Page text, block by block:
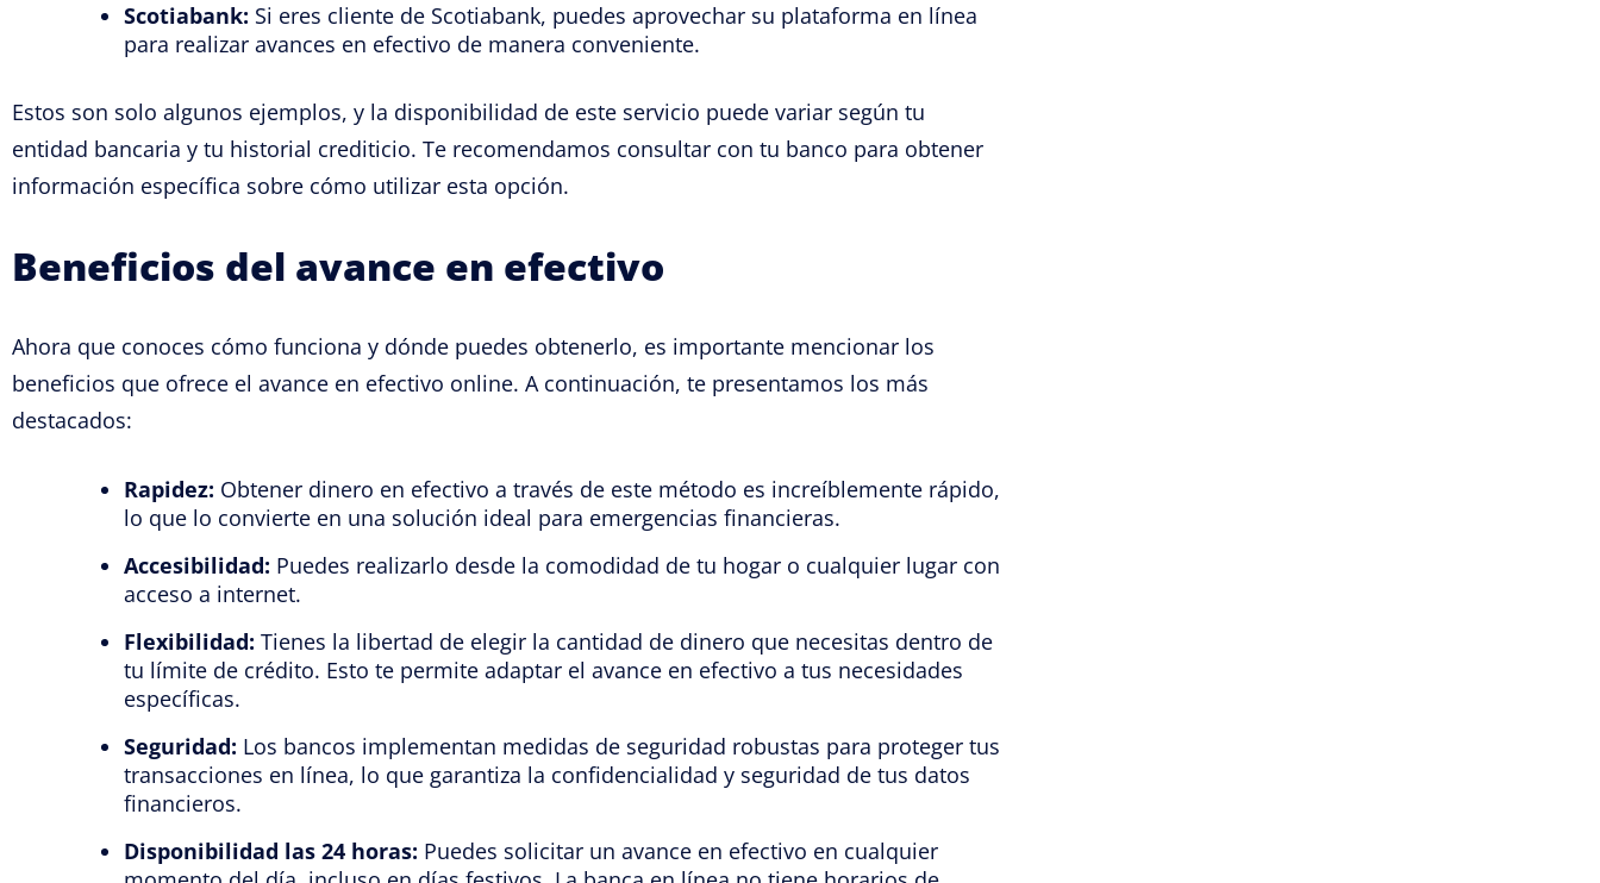
Scotiabank: Si eres cliente de Scotiabank, puedes aprovechar su plataforma en línea
para realizar avances en efectivo de manera conveniente.
Estos son solo algunos ejemplos, y la disponibilidad de este servicio puede variar según tu
entidad bancaria y tu historial crediticio. Te recomendamos consultar con tu banco para obtener
información específica sobre cómo utilizar esta opción.
Beneficios del avance en efectivo
Ahora que conoces cómo funciona y dónde puedes obtenerlo, es importante mencionar los
beneficios que ofrece el avance en efectivo online. A continuación, te presentamos los más
destacados:
Rapidez: Obtener dinero en efectivo a través de este método es increíblemente rápido,
lo que lo convierte en una solución ideal para emergencias financieras.
Accesibilidad: Puedes realizarlo desde la comodidad de tu hogar o cualquier lugar con
acceso a internet.
Flexibilidad: Tienes la libertad de elegir la cantidad de dinero que necesitas dentro de
tu límite de crédito. Esto te permite adaptar el avance en efectivo a tus necesidades
específicas.
Seguridad: Los bancos implementan medidas de seguridad robustas para proteger tus
transacciones en línea, lo que garantiza la confidencialidad y seguridad de tus datos
financieros.
Disponibilidad las 24 horas: Puedes solicitar un avance en efectivo en cualquier